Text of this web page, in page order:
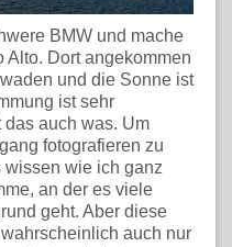
BMW und mache
Alto. Dort angekommen
und die Sonne ist
ist sehr
auch was. Um
fotografieren zu
wie ich ganz
an der es viele
geht. Aber diese
auch nur